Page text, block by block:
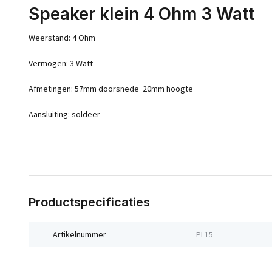
Speaker klein 4 Ohm 3 Watt
Weerstand: 4 Ohm
Vermogen: 3 Watt
Afmetingen: 57mm doorsnede 20mm hoogte
Aansluiting: soldeer
Productspecificaties
Artikelnummer PL15